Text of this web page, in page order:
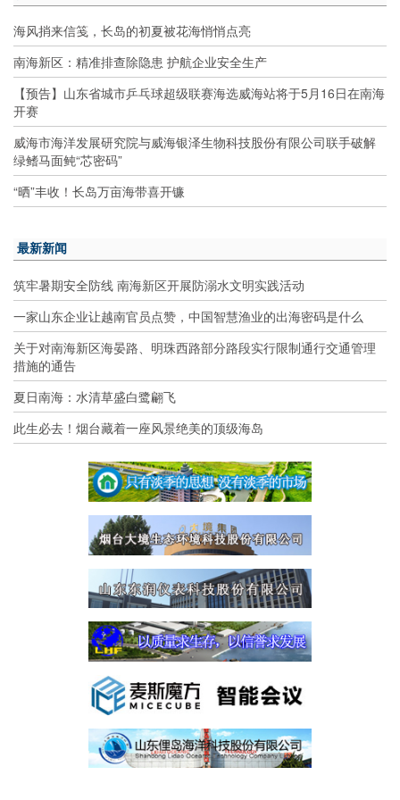
海风捎来信笺，长岛的初夏被花海悄悄点亮
南海新区：精准排查除隐患 护航企业安全生产
【预告】山东省城市乒乓球超级联赛海选威海站将于5月16日在南海
开赛
威海市海洋发展研究院与威海银泽生物科技股份有限公司联手破解
绿鳍马面鲀“芯密码”
“晒”丰收！长岛万亩海带喜开镰
最新新闻
筑牢暑期安全防线 南海新区开展防溺水文明实践活动
一家山东企业让越南官员点赞，中国智慧渔业的出海密码是什么
关于对南海新区海晏路、明珠西路部分路段实行限制通行交通管理
措施的通告
夏日南海：水清草盛白鹭翩飞
此生必去！烟台藏着一座风景绝美的顶级海岛